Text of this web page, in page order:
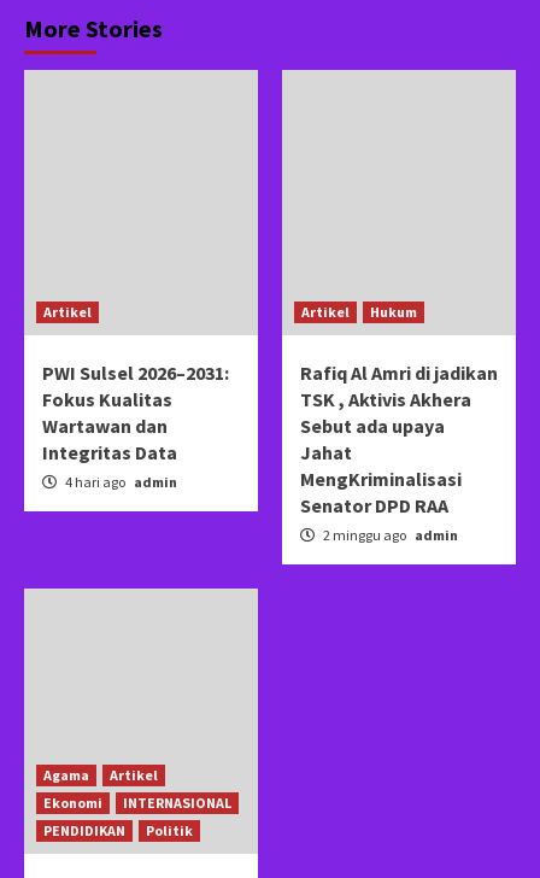
More Stories
Artikel
PWI Sulsel 2026–2031:
Fokus Kualitas
Wartawan dan
Integritas Data
4 hari ago admin
Artikel Hukum
Rafiq Al Amri di jadikan
TSK , Aktivis Akhera
Sebut ada upaya
Jahat
MengKriminalisasi
Senator DPD RAA
2 minggu ago admin
Agama
Artikel
Ekonomi
INTERNASIONAL
PENDIDIKAN
Politik